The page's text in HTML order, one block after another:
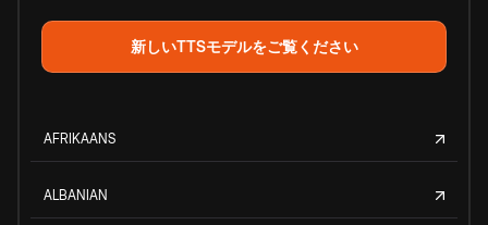
新しいTTSモデルをご覧ください
AFRIKAANS
ALBANIAN